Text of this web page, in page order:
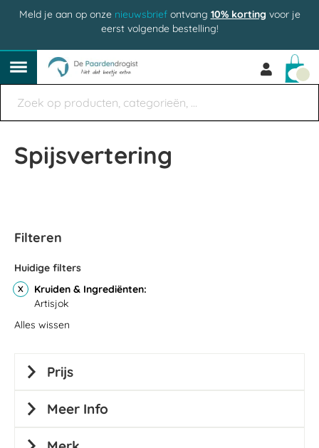
Meld je aan op onze nieuwsbriefontvang 10% korting voor je
eerst volgende bestelling!
Spijsvertering
Filteren
Huidige filters
Kruiden & Ingrediënten
Artisjok
Alles wissen
Prijs
Meer Info